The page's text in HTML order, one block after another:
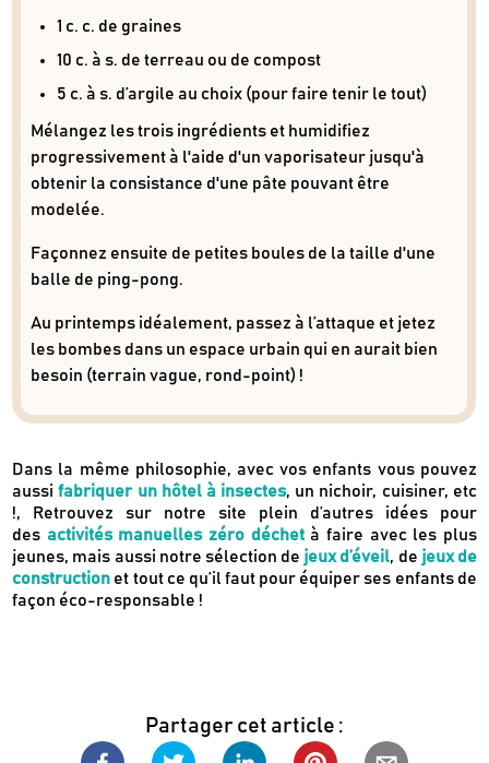
1 c. c. de graines
10 c. à s. de terreau ou de compost
5 c. à s. d’argile au choix (pour faire tenir le tout)
Mélangez les trois ingrédients et humidifiez
progressivement à l'aide d'un vaporisateur jusqu'à
obtenir la consistance d'une pâte pouvant être
modelée.
Façonnez ensuite de petites boules de la taille d'une
balle de ping-pong.
Au printemps idéalement, passez à l’attaque et jetez
les bombes dans un espace urbain qui en aurait bien
besoin (terrain vague, rond-point) !
Dans la même philosophie, avec vos enfants vous pouvez
aussifabriquer un hôtel à insectes, un nichoir, cuisiner, etc
!, Retrouvez sur notre site plein d’autres idées pour
des activités manuelles zéro déchet à faire avec les plus
jeunes, mais aussi notre sélection de jeux d’éveil, de jeux de
construction et tout ce qu’il faut pour équiper ses enfants de
façon éco-responsable !
Partager cet article :